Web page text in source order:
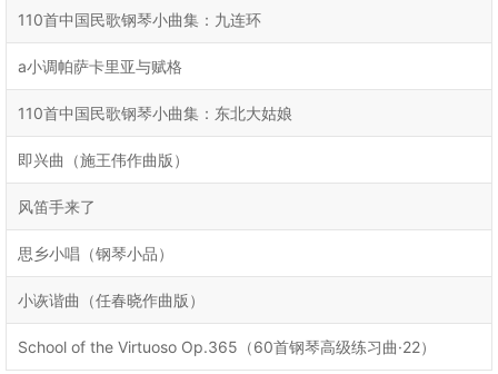
110首中国民歌钢琴小曲集：九连环
a小调帕萨卡里亚与赋格
110首中国民歌钢琴小曲集：东北大姑娘
即兴曲（施王伟作曲版）
风笛手来了
思乡小唱（钢琴小品）
小诙谐曲（任春晓作曲版）
School of the Virtuoso Op.365（60首钢琴高级练习曲·22）